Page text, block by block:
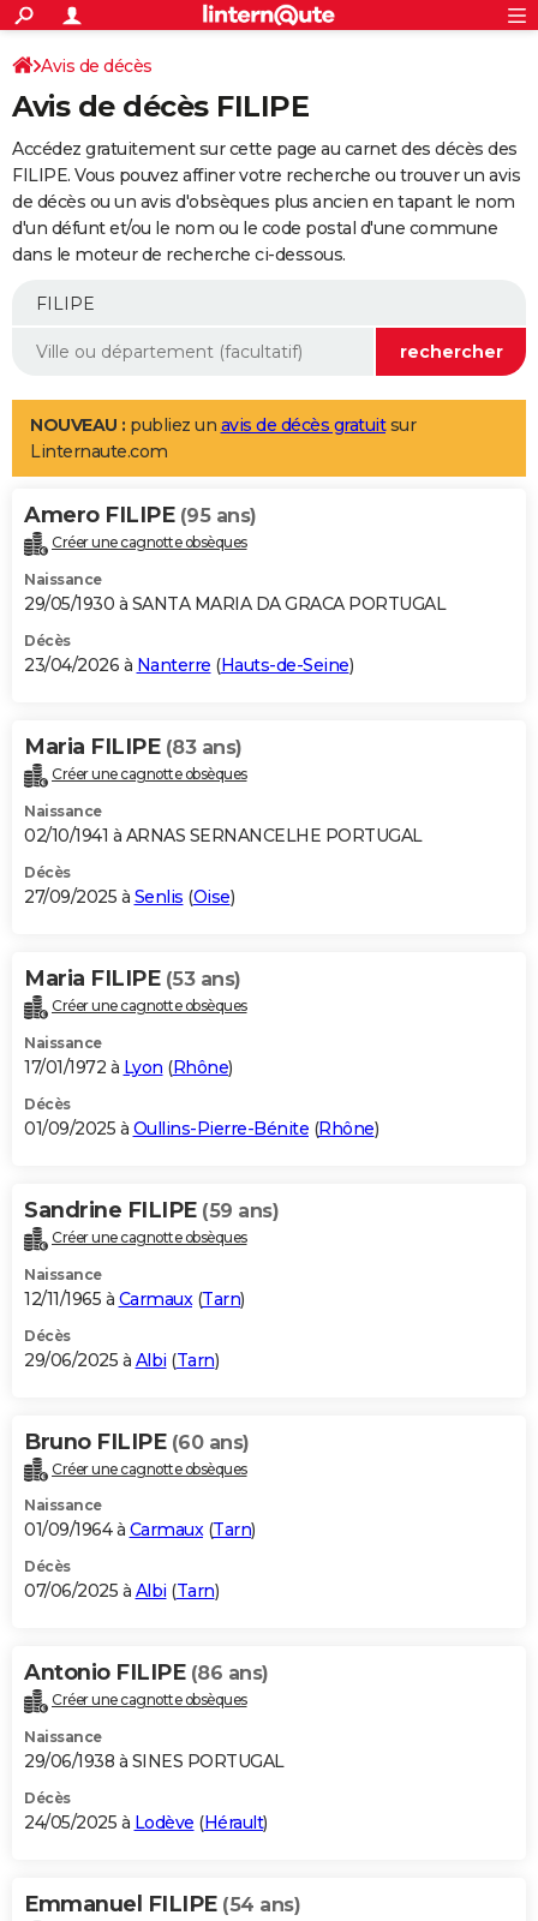
ACTUALITÉS
Politique
Société
Faits Divers
Education
Monde
Villes
+
SPORT
Coupe du monde 2026
Football
Tennis
Cyclisme
Rugby
Forum
Programme TV
TNT
Streaming
Cinéma
Sorties cinéma
Musique
+
FINANCE
Retraite
Impôts
Epargne
Immobilier
Risques naturels par ville
Banque
Assurance
Crédit
AUTO
Essais
Réserver un essai
Citadines
Berlines
SUV
Forum auto
+
Mobiles
Meilleur smartphone
Internet
Ordinateurs
Jeux vidéo
Guide high-tech
Aménagement intérieur
LIFESTYLE
Art de vivre
Bien-être
Loisirs
Mode
Modes de vie
Alimentation
Guide de la santé
Maladies
Médicaments
Sommeil
VOYAGE
Destinations
City break
Voyage nature
Voyage de noces
Forum
Climat
+PHOTO
GUIDES D'ACHAT
BONS PLANS
Carte de Noël
Carte Bonne année
Carte Saint-Valentin
Carte Pâques
Carte d'anniversaire
DICTIONNAIRE
Dictionnaire
Biographies
Citations
Expressions
Proverbes
PROGRAMME TV
S'inscrire
Se connecter
Lycées
Collèges
Primaires
Universités
Entreprises
Service militaire
Avis de recherche
AVIS DE DÉCÈS
Bricolage
Lifestyle
Culture
Sport
Auto
Television
Voyage
Cinema
Avis de décès
Avis de décès FILIPE
Accédez gratuitement sur cette page au carnet des décès des
FILIPE. Vous pouvez affiner votre recherche ou trouver un avis
de décès ou un avis d'obsèques plus ancien en tapant le nom
d'un défunt et/ou le nom ou le code postal d'une commune
dans le moteur de recherche ci-dessous.
NOUVEAU : publiez un avis de décès gratuitsur
Linternaute.com
Amero FILIPE (95 ans)
Créer une cagnotte obsèques
Naissance
29/05/1930 à SANTA MARIA DA GRACA PORTUGAL
Décès
23/04/2026 à Nanterre (Hauts-de-Seine)
Maria FILIPE (83 ans)
Créer une cagnotte obsèques
Naissance
02/10/1941 à ARNAS SERNANCELHE PORTUGAL
Décès
27/09/2025 à Senlis (Oise)
Maria FILIPE (53 ans)
Créer une cagnotte obsèques
Naissance
17/01/1972 à Lyon (Rhône)
Décès
01/09/2025 à Oullins-Pierre-Bénite (Rhône)
Sandrine FILIPE (59 ans)
Créer une cagnotte obsèques
Naissance
12/11/1965 à Carmaux (Tarn)
Décès
29/06/2025 à Albi (Tarn)
Bruno FILIPE (60 ans)
Créer une cagnotte obsèques
Naissance
01/09/1964 à Carmaux(Tarn)
Décès
07/06/2025 à Albi (Tarn)
Antonio FILIPE (86 ans)
Créer une cagnotte obsèques
Naissance
29/06/1938 à SINES PORTUGAL
Décès
24/05/2025 à Lodève (Hérault)
Emmanuel FILIPE (54 ans)